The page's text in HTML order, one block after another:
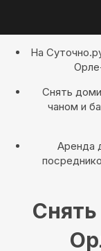
На
Снять
чаном и
Аренда